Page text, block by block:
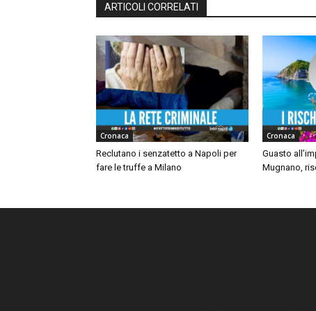
ARTICOLI CORRELATI
Cronaca
Reclutano i senzatetto a Napoli per
fare le truffe a Milano
Cronaca
Guasto
Mugnano,